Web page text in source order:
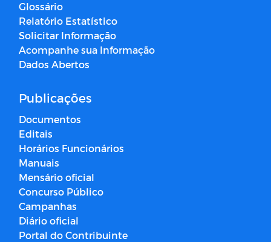
Glossário
Relatório Estatístico
Solicitar Informação
Acompanhe sua Informação
Dados Abertos
Publicações
Documentos
Editais
Horários Funcionários
Manuais
Mensário oficial
Concurso Público
Campanhas
Diário oficial
Portal do Contribuinte